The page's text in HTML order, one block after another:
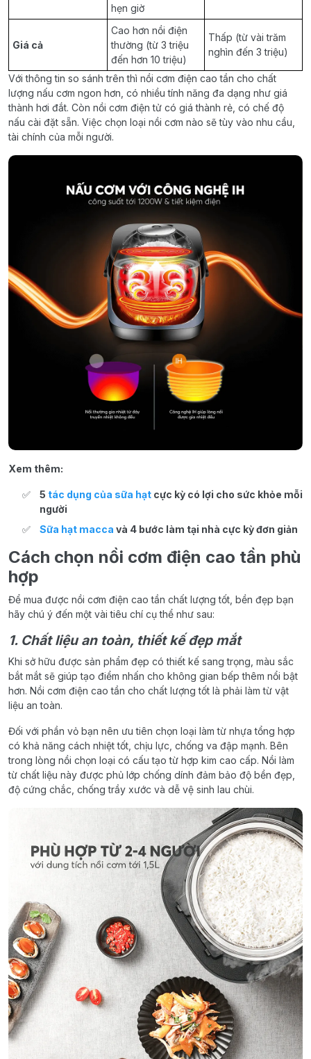
hẹn giờ
Giá cả
Cao hơn nồi điện
thường (từ 3 triệu
đến hơn 10 triệu)
Thấp (từ vài trăm
nghìn đến 3 triệu)
Với thông tin so sánh trên thì nồi cơm điện cao tần cho chất
lượng nấu cơm ngon hơn, có nhiều tính năng đa dạng như giá
thành hơi đắt. Còn nồi cơm điện tử có giá thành rẻ, có chế độ
nấu cài đặt sẵn. Việc chọn loại nồi cơm nào sẽ tùy vào nhu cầu,
tài chính của mỗi người.
Xem thêm:
5 tác dụng của sữa hạt cực kỳ có lợi cho sức khỏe mỗi
người
Sữa hạt macca và 4 bước làm tại nhà cực kỳ đơn giản
Cách chọn nồi cơm điện cao tần phù
hợp
Để mua được nồi cơm điện cao tần chất lượng tốt, bền đẹp bạn
hãy chú ý đến một vài tiêu chí cụ thể như sau:
1. Chất liệu an toàn, thiết kế đẹp mắt
Khi sở hữu được sản phẩm đẹp có thiết kế sang trọng, màu sắc
bắt mắt sẽ giúp tạo điểm nhấn cho không gian bếp thêm nổi bật
hơn. Nồi cơm điện cao tần cho chất lượng tốt là phải làm từ vật
liệu an toàn.
Đối với phần vỏ bạn nên ưu tiên chọn loại làm từ nhựa tổng hợp
có khả năng cách nhiệt tốt, chịu lực, chống va đập mạnh. Bên
trong lòng nồi chọn loại có cấu tạo từ hợp kim cao cấp. Nồi làm
từ chất liệu này được phủ lớp chống dính đảm bảo độ bền đẹp,
độ cứng chắc, chống trầy xước và dễ vệ sinh lau chùi.